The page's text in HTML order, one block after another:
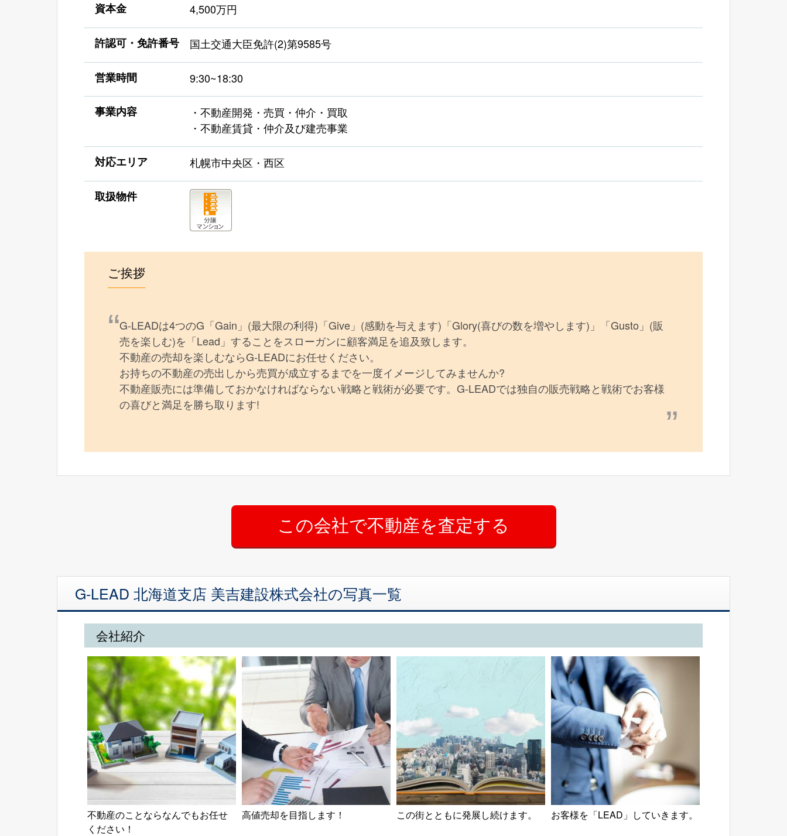
資本金 4,500万円
許認可・免許番号 国土交通大臣免許(2)第9585号
営業時間 9:30~18:30
事業内容
・不動産開発・売買・仲介・買取
・不動産賃貸・仲介及び建売事業
対応エリア 札幌市中央区・西区
取扱物件
ご挨拶
G-LEADは4つのG「Gain」(最大限の利得)「Give」(感動を与えます)「Glory(喜びの数を増やします)」「Gusto」(販
売を楽しむ)を「Lead」することをスローガンに顧客満足を追及致します。
不動産の売却を楽しむならG-LEADにお任せください。
お持ちの不動産の売出しから売買が成立するまでを一度イメージしてみませんか?
不動産販売には準備しておかなければならない戦略と戦術が必要です。G-LEADでは独自の販売戦略と戦術でお客様
の喜びと満足を勝ち取ります!
G-LEAD 北海道支店 美吉建設株式会社の写真一覧
会社紹介
不動産のことならなんでもお任せ
ください！
高値売却を目指します！ この街とともに発展し続けます。 お客様を「LEAD」していきます。